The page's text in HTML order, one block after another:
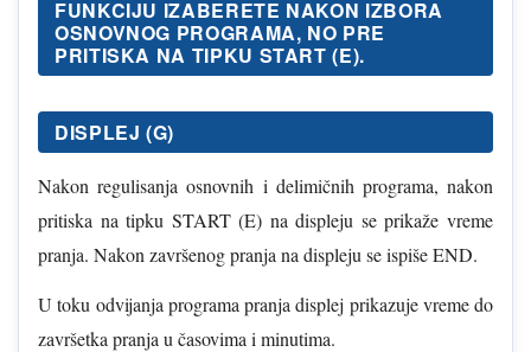
FUNKCIJU IZABERETE NAKON IZBORA
OSNOVNOG PROGRAMA, NO PRE
PRITISKA NA TIPKU START (E).
DISPLEJ (G)
Nakon regulisanja osnovnih i delimičnih programa, nakon
pritiska na tipku START (E) na displeju se prikaže vreme
pranja. Nakon završenog pranja na displeju se ispiše END.
U toku odvijanja programa pranja displej prikazuje vreme do
završetka pranja u časovima i minutima.